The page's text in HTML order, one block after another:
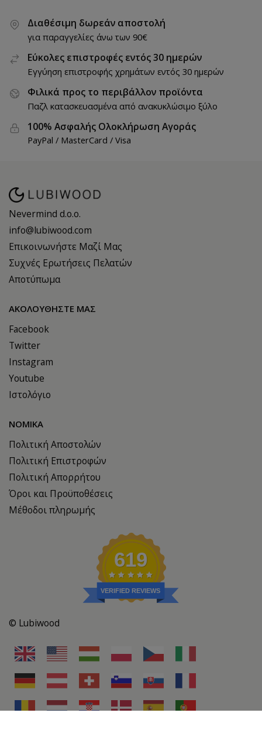
Διαθέσιμη δωρεάν αποστολή
για παραγγελίες άνω των 90€
Εύκολες επιστροφές εντός 30 ημερών
Εγγύηση επιστροφής χρημάτων εντός 30 ημερών
Φιλικά προς το περιβάλλον προϊόντα
Παζλ κατασκευασμένα από ανακυκλώσιμο ξύλο
100% Ασφαλής Ολοκλήρωση Αγοράς
PayPal / MasterCard / Visa
Nevermind d.o.o.
info@lubiwood.com
Επικοινωνήστε Μαζί Μας
Συχνές Ερωτήσεις Πελατών
Αποτύπωμα
ΑΚΟΛΟΥΘΉΣΤΕ ΜΑΣ
Facebook
Twitter
Instagram
Youtube
Ιστολόγιο
ΝΟΜΙΚΆ
Πολιτική Αποστολών
Πολιτική Επιστροφών
Πολιτική Απορρήτου
Όροι και Προϋποθέσεις
Μέθοδοι πληρωμής
619
VERIFIED REVIEWS
© Lubiwood